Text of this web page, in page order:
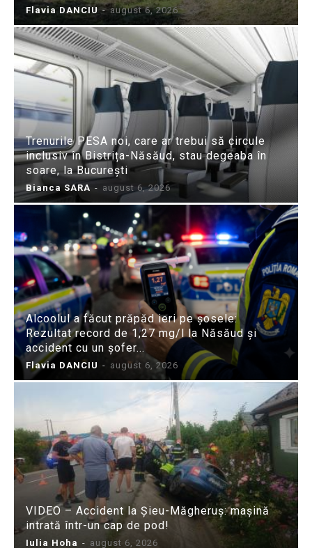
Flavia DANCIU - august 6, 2026
Trenurile PESA noi, care ar trebui să circule
inclusiv în Bistrița-Năsăud, stau degeaba în
soare, la București
Bianca SARA - august 6, 2026
Alcoolul a făcut prăpăd ieri pe șosele:
Rezultat record de 1,27 mg/l la Năsăud și
accident cu un șofer...
Flavia DANCIU - august 6, 2026
VIDEO – Accident la Șieu-Măgheruș: mașină
intrată într-un cap de pod!
Iulia Hoha - august 6, 2026